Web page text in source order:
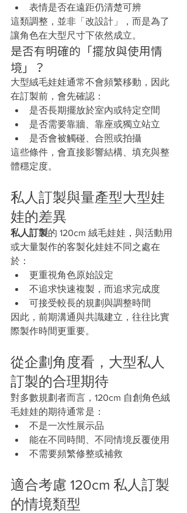
表情是否在遠距仍清楚可辨
這類調整，並非「改設計」，而是為了
讓角色在大型尺寸下依然成立。
是否有明確的「擺放與使用情
境」？
大型絨毛娃娃通常不會頻繁移動，因此
在訂製前，會先確認：
是否長期擺放於室內或特定空間
是否需要靠牆、靠座或獨立站立
是否會被觸碰、合照或拍攝
這些條件，會直接影響結構、填充與整
體穩定度。
私人訂製與量產型大型娃
娃的差異
私人訂製的 120cm 絨毛娃娃，與活動用
或大量製作的客製化娃娃不同之處在
於：
更重視角色原始設定
不追求快速複製，而追求完成度
可接受較長的規劃與調整時間
因此，前期溝通與共識建立，往往比實
際製作時間更重要。
從企劃角度看，大型私人
訂製的合理期待
對多數規劃者而言，120cm 自創角色絨
毛娃娃的期待通常是：
不是一次性展示品
能在不同時間、不同情境反覆使用
不需要頻繁修整或補救
適合考慮 120cm 私人訂製
的情境類型